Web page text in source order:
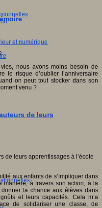
et numérique
nous avons moins besoin de
le risque d’oublier l’anniversaire
on peut tout stocker dans son
venu ?
de leurs
aux enfants de s’impliquer dans
manière, à travers son action, à la
donner la chance aux élèves dans
et leurs capacités. Cela m’a
de solidariser une classe, de